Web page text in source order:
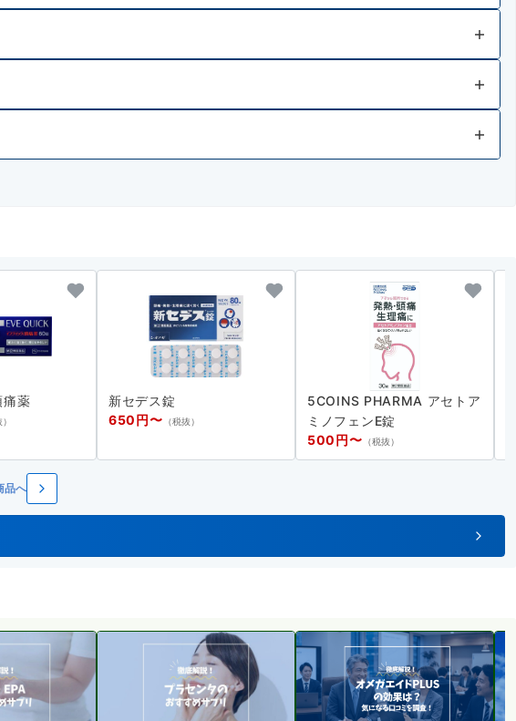
談ください。
痛薬
新セデス錠
650円〜 （税抜）
5COINS PHARMA アセトア
ミノフェンE錠
500円〜 （税抜）
品へ